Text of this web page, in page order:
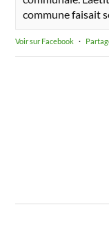
commune faisait
Voir sur Facebook ·